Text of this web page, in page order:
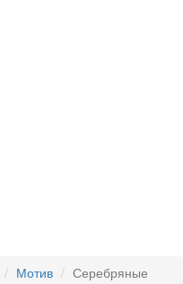
Мотив Серебряные